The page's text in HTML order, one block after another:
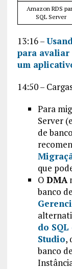
Amazon RDS
SQL Server
13:16 –
para avaliar
um
14:50 –
Para
Server
de
que
O DMA
banco
do
Studio,
banco